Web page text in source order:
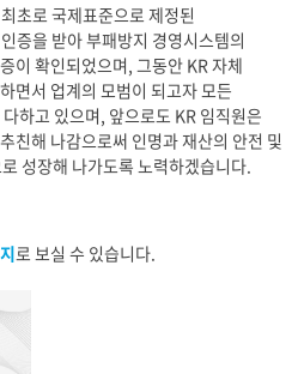
초로 국제표준으로 제정된
증을 받아 부패방지 경영시스템의
이 확인되었으며, 그동안 KR 자체
면서 업계의 모범이 되고자 모든
하고 있으며, 앞으로도 KR 임직원은
친해 나감으로써 인명과 재산의 안전 및
성장해 나가도록 노력하겠습니다.
로 보실 수 있습니다.